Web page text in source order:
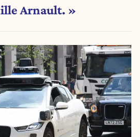
Arnault. »